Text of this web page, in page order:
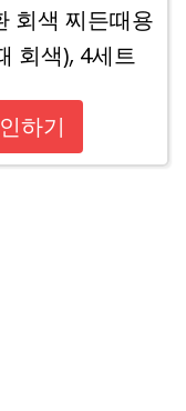
회색 찌든때용
회색), 4세트
하기